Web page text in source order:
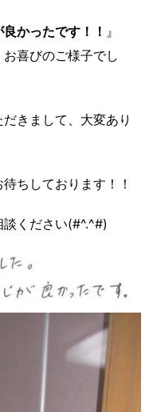
かったです！！ 』
喜びのご様子でし
きまして、大変あり
ちしております！！
ください(#^.^#)